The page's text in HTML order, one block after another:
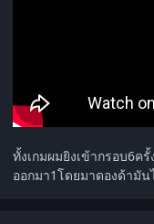
ทั้งเกมผมยิงเข้ากรอบ6ค
ออกมา1โดยมาดองด้ามัน